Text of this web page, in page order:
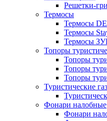
Решетки-
Термосы
Термосы
Термосы
Термосы
Топоры
Топоры
Топоры
Топоры
Туристические
Фонари налобные
Фонари